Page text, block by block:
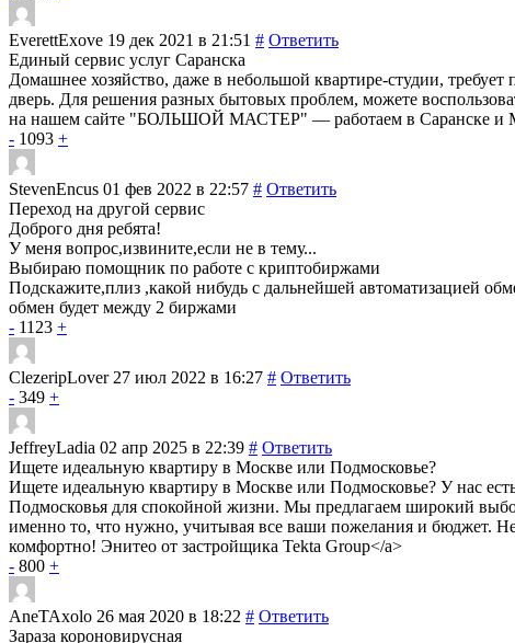
EverettExove 19 дек 2021 в 21:51 # Ответить
Единый сервис услуг Саранска
Домашнее хозяйство, даже в небольшой квартире-студии,
дверь. Для решения разных бытовых проблем, можете
на нашем сайте "БОЛЬШОЙ МАСТЕР" — работаем в Саранске и
- 1093 +
StevenEncus 01 фев 2022 в 22:57 # Ответить
Переход на другой сервис
Доброго дня ребята!
У меня вопрос,извините,если не в тему...
Выбираю помощник по работе с криптобиржами
Подскажите,плиз ,какой нибудь с дальнейшей автоматизацией
обмен будет между 2 биржами
- 1123 +
ClezeripLover 27 июл 2022 в 16:27 # Ответить
- 349 +
JeffreyLadia 02 апр 2025 в 22:39 # Ответить
Ищете идеальную квартиру в Москве или Подмосковье?
Ищете идеальную квартиру в Москве или Подмосковье? У нас
Подмосковья для спокойной жизни. Мы предлагаем широкий
именно то, что нужно, учитывая все ваши пожелания и бюджет.
комфортно! Энитео от застройщика Tekta Group</a>
- 800 +
AneTAxolo 26 мая 2020 в 18:22 # Ответить
Зараза короновирусная